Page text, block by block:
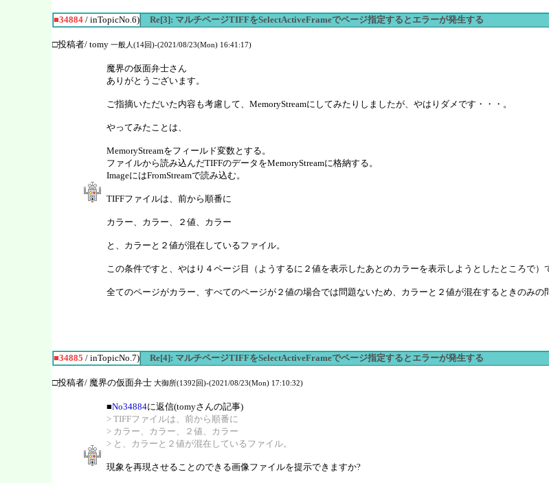
■34884/ inTopicNo.6)
Re[3]: マルチページTIFFをSelectActiveFrameでページ指定するとエラーが発生する
□投稿者/ tomy 一般人(14回)-(2021/08/23(Mon) 16:41:17)
魔界の仮面弁士さん
ありがとうございます。
ご指摘いただいた内容も考慮して、MemoryStreamにしてみたりしましたが、やはりダメです・・・。
やってみたことは、
MemoryStreamをフィールド変数とする。
ファイルから読み込んだTIFFのデータをMemoryStreamに格納する。
ImageにはFromStreamで読み込む。
TIFFファイルは、前から順番に
カラー、カラー、２値、カラー
と、カラーと２値が混在しているファイル。
この条件ですと、やはり４ページ目（ようするに２値を表示したあとのカラーを表示しようとしたところで）
全てのページがカラー、すべてのページが２値の場合では問題ないため、カラーと２値が混在するときのみの
■34885 / inTopicNo.7)
Re[4]: マルチページTIFFをSelectActiveFrameでページ指定するとエラーが発生する
□投稿者/ 魔界の仮面弁士 大御所(1392回)-(2021/08/23(Mon) 17:10:32)
■No34884に返信(tomyさんの記事)
> TIFFファイルは、前から順番に
> カラー、カラー、２値、カラー
> と、カラーと２値が混在しているファイル。
現象を再現させることのできる画像ファイルを提示できますか?